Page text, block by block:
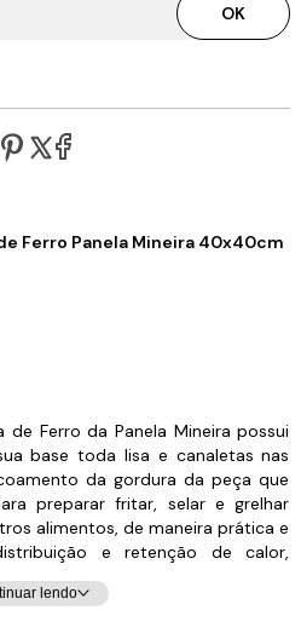
OK
Ferro Panela Mineira 40x40cm
de Ferro da Panela Mineira possui
base toda lisa e canaletas nas
da gordura da peça que
preparar fritar, selar e grelhar
alimentos, de maneira prática e
e retenção de calor,
mantém os alimentos
tempo, além de enaltecer seus
lendo